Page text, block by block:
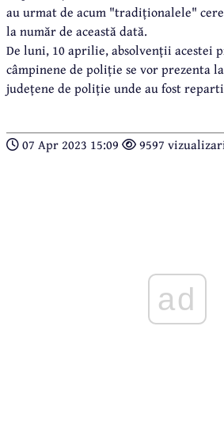
au urmat de acum "tradiționalele"
la număr de această dată.
De luni, 10 aprilie, absolvenții acestei
câmpinene de poliție se vor prezenta
județene de poliție unde au fost
07 Apr 2023 15:09 9597
ad